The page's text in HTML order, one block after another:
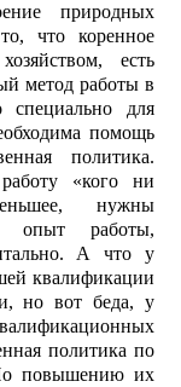
природных
что коренное
есть
метод работы в
специально для
помощь
политика.
«кого ни
нужны
опыт работы,
А что у
квалификации
но вот беда, у
политика по
По повышению их